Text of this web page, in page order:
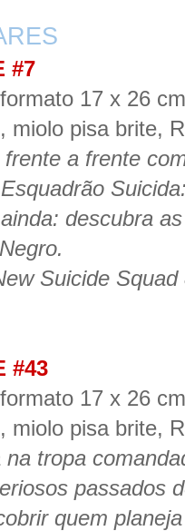
#7
17 x 26
miolo pisa brite,
a frente
descubra
Suicide
#43
17 x 26
miolo pisa brite,
tropa
passados
quem